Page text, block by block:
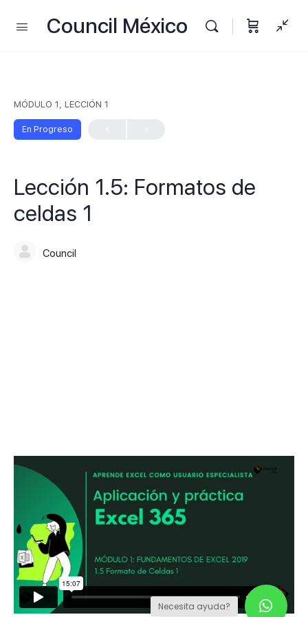
Council México
MÓDULO 1, LECCIÓN 1
En Progreso
Lección 1.5: Formatos de
celdas 1
Council
Necesita ayuda?